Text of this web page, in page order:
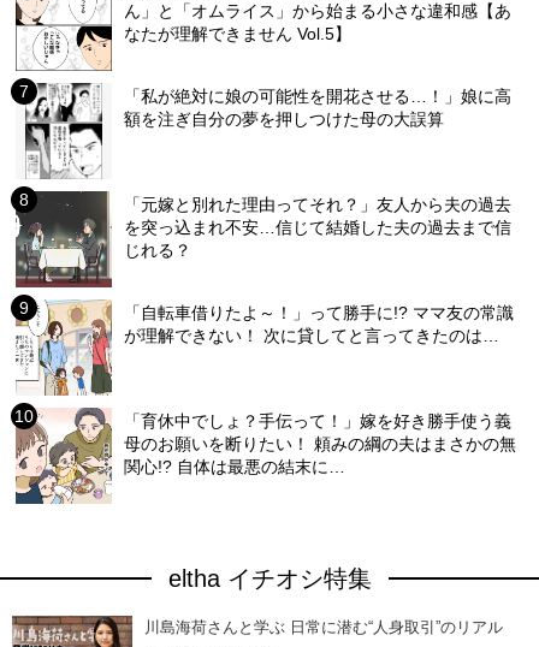
ん」と「オムライス」から始まる小さな違和感【あ
なたが理解できません Vol.5】
「私が絶対に娘の可能性を開花させる…！」娘に高
額を注ぎ自分の夢を押しつけた母の大誤算
「元嫁と別れた理由ってそれ？」友人から夫の過去
を突っ込まれ不安…信じて結婚した夫の過去まで信
じれる？
「自転車借りたよ～！」って勝手に!? ママ友の常識
が理解できない！ 次に貸してと言ってきたのは…
「育休中でしょ？手伝って！」嫁を好き勝手使う義
母のお願いを断りたい！ 頼みの綱の夫はまさかの無
関心!? 自体は最悪の結末に…
eltha イチオシ特集
川島海荷さんと学ぶ 日常に潜む“人身取引”のリアル